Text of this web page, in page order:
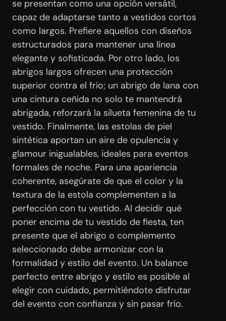
se presentan como una opción versátil,
capaz de adaptarse tanto a vestidos cortos
como largos. Prefiere aquellos con diseños
estructurados para mantener una línea
elegante y sofisticada. Por otro lado, los
abrigos largos ofrecen una protección
superior contra el frio; un abrigo de lana con
una cintura ceñida no solo te mantendrá
abrigada, reforzará la silueta femenina de tu
vestido. Finalmente, las estolas de piel
sintética aportan un aire de opulencia y
glamour inigualables, ideales para eventos
formales de noche. Para una apariencia
coherente, asegúrate de que el color y la
textura de la estola complementen a la
perfección con tu vestido. Al decidir qué
poner encima de tu vestido de fiesta, ten
presente que el abrigo o complemento
seleccionado debe armonizar con la
formalidad y estilo del evento. Un balance
perfecto entre abrigo y estilo es posible al
elegir con cuidado, permitiéndote disfrutar
del evento con confianza y sin pasar frío.